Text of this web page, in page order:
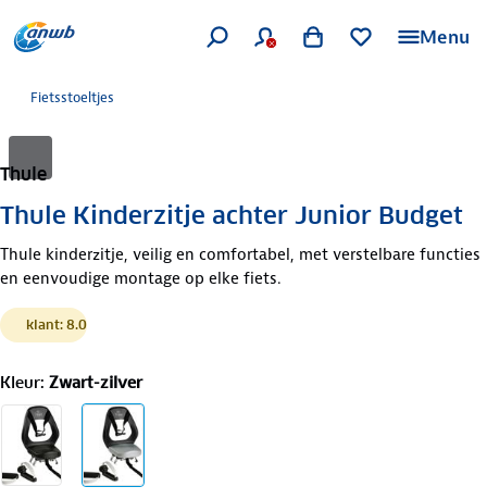
Menu
Fietsstoeltjes
Thule
Thule Kinderzitje achter Junior Budget
Thule kinderzitje, veilig en comfortabel, met verstelbare functies
en eenvoudige montage op elke fiets.
klant: 8.0
Kleur: Zwart-zilver